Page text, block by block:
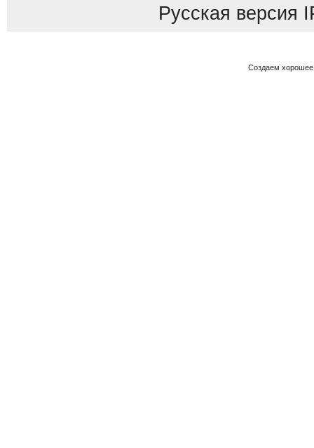
Русская версия
Создаем